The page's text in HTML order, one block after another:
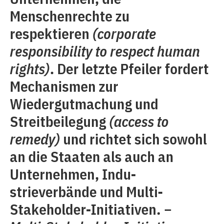
Menschenrechte zu
respektieren (corporate
responsibility to respect human
rights). Der letzte Pfeiler fordert
Mechanismen zur
Wiedergutmachung und
Streitbeilegung(access to
remedy) und richtet sich sowohl
an die Staaten als auch an
Unternehmen, Indu­
strieverbände und Multi-
Stakeholder-Initiativen. −